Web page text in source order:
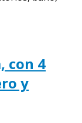
con 4
y